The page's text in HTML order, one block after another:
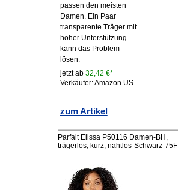
passen den meisten
Damen. Ein Paar
transparente Träger mit
hoher Unterstützung
kann das Problem
lösen.
jetzt ab 32,42 €*
Verkäufer: Amazon US
zum Artikel
Parfait Elissa P50116 Damen-BH,
trägerlos, kurz, nahtlos-Schwarz-75F